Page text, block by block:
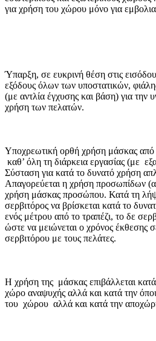
για χρήση του χώρου μόνο για
Ύπαρξη, σε ευκρινή θέση στις
εξόδους όλων των υποστατικών,
(με αντλία έγχυσης και βάση) για την
χρήση των πελατών.
Υποχρεωτική ορθή χρήση μάσκας από
καθ’ όλη τη διάρκεια εργασίας (με
Σύσταση για κατά το δυνατό χρήση
Απαγορεύεται η χρήση προσωπίδων
χρήση μάσκας προσώπου. Κατά τη
σερβιτόρος να βρίσκεται κατά το
ενός μέτρου από το τραπέζι, το δε
ώστε να μειώνεται ο χρόνος έκθεσης
σερβιτόρου με τους πελάτες.
Η χρήση της μάσκας επιβάλλεται
χώρο αναψυχής αλλά και κατά την
του χώρου αλλά και κατά την